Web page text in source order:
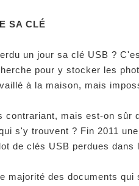
SA CLÉ
un jour sa clé USB ?
pour y stocker les
à la maison, mais
contrariant, mais est-on sûr
s'y trouvent ? Fin 2011
de clés USB perdues
majorité des documents